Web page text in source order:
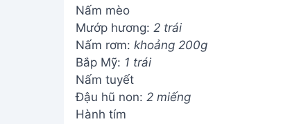
Nấm mèo
Mướp hương: 2 trái
Nấm rơm: khoảng 200g
Bắp Mỹ: 1 trái
Nấm tuyết
Đậu hũ non: 2 miếng
Hành tím